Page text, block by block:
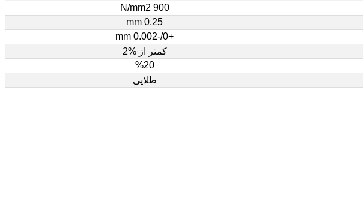
900 N/mm2
0.25 mm
+0/-0.002 mm
کمتر از %2
%20
طلایی